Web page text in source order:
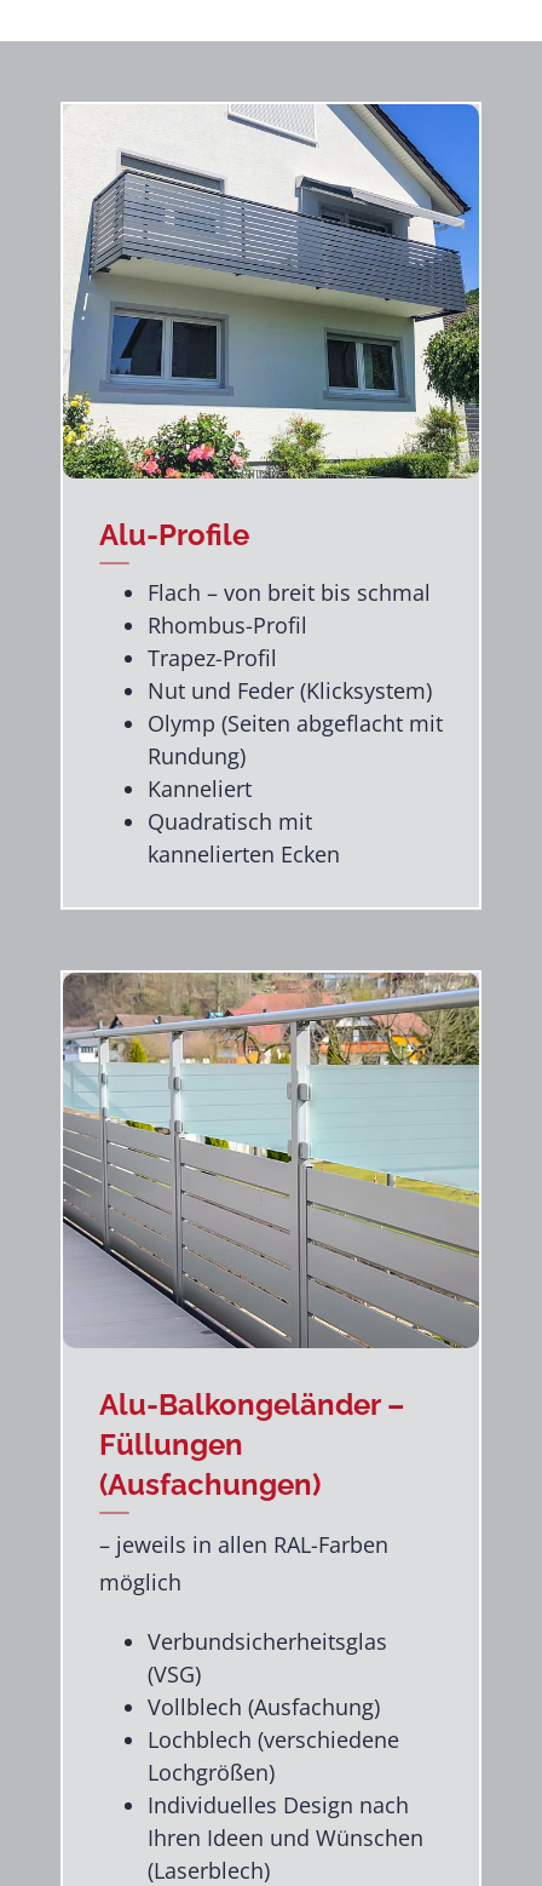
Alu-Profile
Flach – von breit bis schmal
Rhombus-Profil
Trapez-Profil
Nut und Feder (Klicksystem)
Olymp (Seiten abgeflacht mit
Rundung)
Kanneliert
Quadratisch mit
kannelierten Ecken
Alu-Balkongeländer –
Füllungen
(Ausfachungen)
– jeweils in allen RAL-Farben
möglich
Verbundsicherheitsglas
(VSG)
Vollblech (Ausfachung)
Lochblech (verschiedene
Lochgrößen)
Individuelles Design nach
Ihren Ideen und Wünschen
(Laserblech)